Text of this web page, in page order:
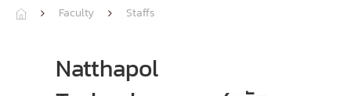
  Faculty  Staffs
Natthapol